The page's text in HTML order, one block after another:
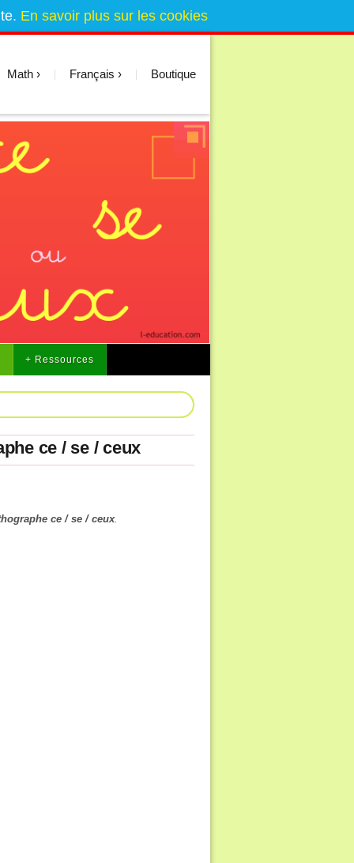
En savoir plus sur les cookies
Math Français Boutique
+ Ressources
ce / se / ceux
ce / se / ceux.